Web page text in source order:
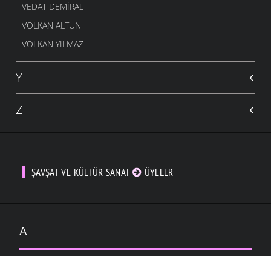
VEDAT DEMIRAL
VOLKAN ALTUN
VOLKAN YILMAZ
Y
Z
ŞAVŞAT VE KÜLTÜR-SANAT ÜYELER
A